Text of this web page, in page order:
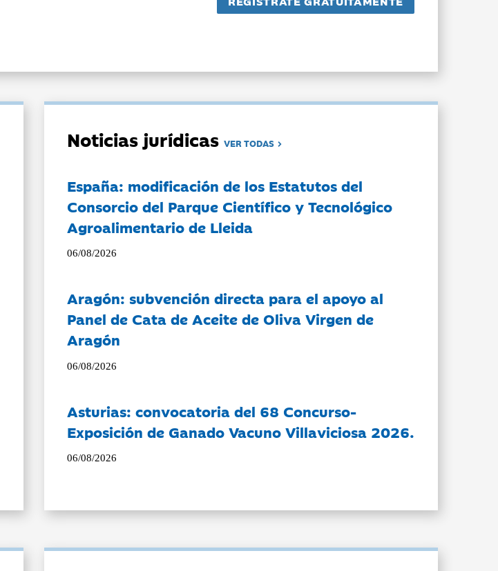
Noticias jurídicasVER TODAS
España: modificación de los Estatutos del
Consorcio del Parque Científico y Tecnológico
Agroalimentario de Lleida
06/08/2026
Aragón: subvención directa para el apoyo al
Panel de Cata de Aceite de Oliva Virgen de
Aragón
06/08/2026
Asturias: convocatoria del 68 Concurso-
Exposición de Ganado Vacuno Villaviciosa 2026.
06/08/2026